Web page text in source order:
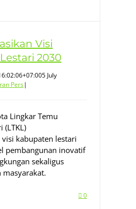
Visi
2030
5 July
Pers|
Lingkar Temu
(LTKL)
kabupaten lestari
pembangunan inovatif
sekaligus
masyarakat.
0